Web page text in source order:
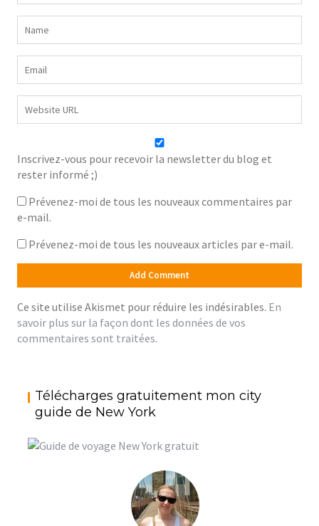
Inscrivez-vous pour recevoir la newsletter du blog et
rester informé ;)
Prévenez-moi de tous les nouveaux commentaires par
e-mail.
Prévenez-moi de tous les nouveaux articles par e-mail.
Ce site utilise Akismet pour réduire les indésirables. En
savoir plus sur la façon dont les données de vos
commentaires sont traitées.
Télécharges gratuitement mon city
guide de New York